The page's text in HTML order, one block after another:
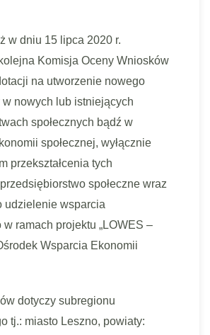
w dniu 15 lipca 2020 r.
Komisja Oceny Wniosków
na utworzenie nowego
w nowych lub istniejących
społecznych bądź w
społecznej, wyłącznie
przekształcenia tych
społeczne wraz
udzielenie wsparcia
w ramach projektu „LOWES –
Wsparcia Ekonomii
dotyczy subregionu
tj.: miasto Leszno, powiaty: